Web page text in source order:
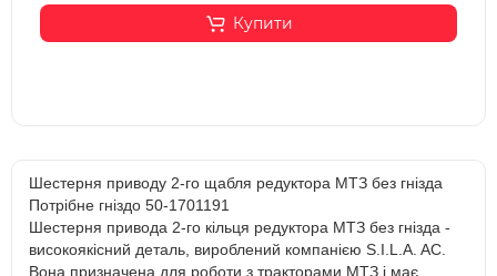
Купити
Шестерня приводу 2-го щабля редуктора МТЗ без гнізда
Потрібне гніздо 50-1701191
Шестерня привода 2-го кільця редуктора МТЗ без гнізда -
високоякісний деталь, вироблений компанією S.I.L.A. AC.
Вона призначена для роботи з тракторами МТЗ і має